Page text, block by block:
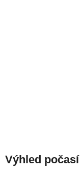
Výhled počasí